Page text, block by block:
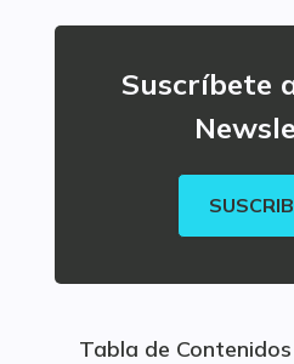
Suscríbete
Tabla de Contenidos